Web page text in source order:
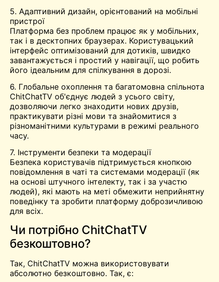
5. Адаптивний дизайн, орієнтований на мобільні
пристрої
Платформа без проблем працює як у мобільних,
так і в десктопних браузерах. Користувацький
інтерфейс оптимізований для дотиків, швидко
завантажується і простий у навігації, що робить
його ідеальним для спілкування в дорозі.
6. Глобальне охоплення та багатомовна спільнота
ChitChatTV об'єднує людей з усього світу,
дозволяючи легко знаходити нових друзів,
практикувати різні мови та знайомитися з
різноманітними культурами в режимі реального
часу.
7. Інструменти безпеки та модерації
Безпека користувачів підтримується кнопкою
повідомлення в чаті та системами модерації (як
на основі штучного інтелекту, так і за участю
людей), які мають на меті обмежити неприйнятну
поведінку та зробити платформу доброзичливою
для всіх.
Чи потрібно ChitChatTV
безкоштовно?
Так, ChitChatTV можна використовувати
абсолютно безкоштовно. Так, є: